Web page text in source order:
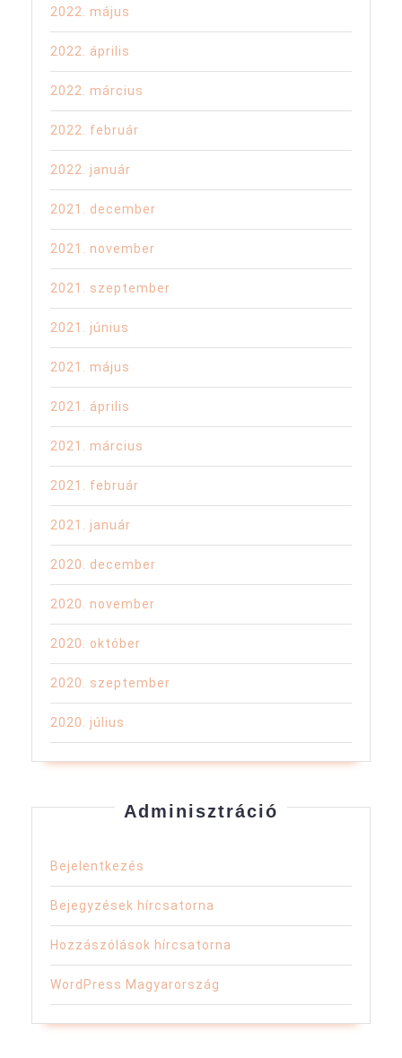
2022. május
2022. április
2022. március
2022. február
2022. január
2021. december
2021. november
2021. szeptember
2021. június
2021. május
2021. április
2021. március
2021. február
2021. január
2020. december
2020. november
2020. október
2020. szeptember
2020. július
Adminisztráció
Bejelentkezés
Bejegyzések hírcsatorna
Hozzászólások hírcsatorna
WordPress Magyarország